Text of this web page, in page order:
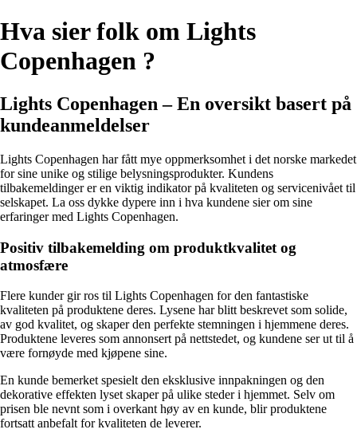
Hva sier folk om Lights
Copenhagen ?
Lights Copenhagen – En oversikt basert på
kundeanmeldelser
Lights Copenhagen har fått mye oppmerksomhet i det norske markedet
for sine unike og stilige belysningsprodukter. Kundens
tilbakemeldinger er en viktig indikator på kvaliteten og servicenivået til
selskapet. La oss dykke dypere inn i hva kundene sier om sine
erfaringer med Lights Copenhagen.
Positiv tilbakemelding om produktkvalitet og
atmosfære
Flere kunder gir ros til Lights Copenhagen for den fantastiske
kvaliteten på produktene deres. Lysene har blitt beskrevet som solide,
av god kvalitet, og skaper den perfekte stemningen i hjemmene deres.
Produktene leveres som annonsert på nettstedet, og kundene ser ut til å
være fornøyde med kjøpene sine.
En kunde bemerket spesielt den eksklusive innpakningen og den
dekorative effekten lyset skaper på ulike steder i hjemmet. Selv om
prisen ble nevnt som i overkant høy av en kunde, blir produktene
fortsatt anbefalt for kvaliteten de leverer.